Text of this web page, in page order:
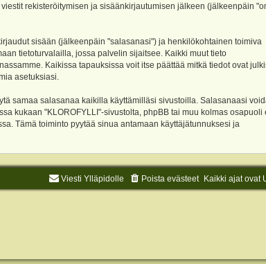
rekisteröitymisen ja sisäänkirjautumisen jälkeen (jälkeenpäin
sisään (jälkeenpäin "salasanasi") ja henkilökohtainen toimiva
tietoturvalailla, jossa palvelin sijaitsee. Kaikki muut tieto
Kaikissa tapauksissa voit itse päättää mitkä tiedot ovat
asetuksiasi.
samaa salasanaa kaikilla käyttämilläsi sivustoilla. Salasanaasi
kukaan "KLOROFYLLI"-sivustolta, phpBB tai muu kolmas osapuoli
Tämä toiminto pyytää sinua antamaan käyttäjätunnuksesi ja
Kaikki ajat ovat
Poista evästeet
Viesti Ylläpidolle